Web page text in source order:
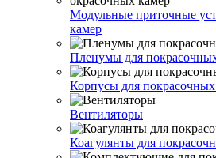
Модульные приточные
камер
Пленумы для
Корпусы для
Вентиляторы
Коагулянты для